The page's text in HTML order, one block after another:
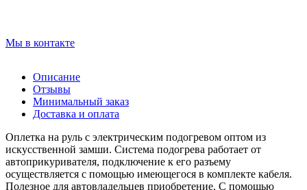
Мы в контакте
Описание
Отзывы
Минимальный заказ
Доставка и оплата
Оплетка на руль с электрическим подогревом оптом из
искусственной замши. Система подогрева работает от
автоприкуривателя, подключение к его разъему
осуществляется с помощью имеющегося в комплекте кабеля.
Полезное для автовладельцев приобретение. С помощью